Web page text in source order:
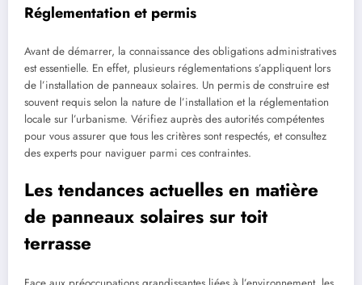
Réglementation et permis
Avant de démarrer, la connaissance des obligations administratives
est essentielle. En effet, plusieurs réglementations s’appliquent lors
de l’installation de panneaux solaires. Un permis de construire est
souvent requis selon la nature de l’installation et la réglementation
locale sur l’urbanisme. Vérifiez auprès des autorités compétentes
pour vous assurer que tous les critères sont respectés, et consultez
des experts pour naviguer parmi ces contraintes.
Les tendances actuelles en matière
de panneaux solaires sur toit
terrasse